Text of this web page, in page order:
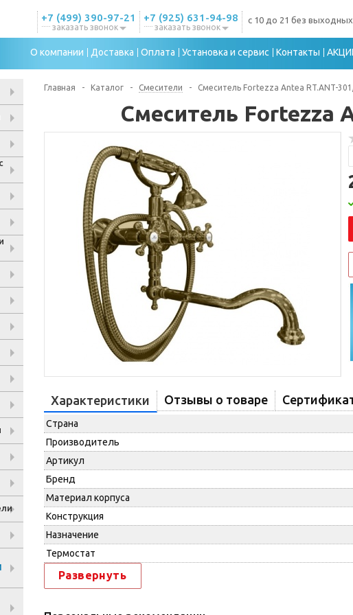
+7 (499) 390-97-21
заказать звонок
+7 (925) 631-94-98
заказать звонок
с 10 до 21 без выходных
О компании Доставка Оплата Установка и сервис Контакты
Главная - Каталог - Смесители - Смеситель Fortezza Antea RT.ANT-
Смеситель Fortezza
Характеристики Отзывы о товаре
Страна
Производитель
Артикул
Бренд
Материал корпуса
Конструкция
Назначение
Термостат
Развернуть